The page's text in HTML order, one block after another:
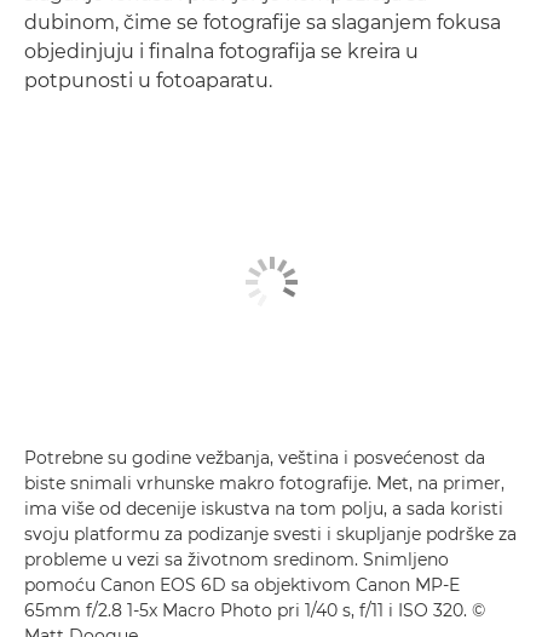
dubinom, čime se fotografije sa slaganjem fokusa
objedinjuju i finalna fotografija se kreira u
potpunosti u fotoaparatu.
Potrebne su godine vežbanja, veština i posvećenost da
biste snimali vrhunske makro fotografije. Met, na primer,
ima više od decenije iskustva na tom polju, a sada koristi
svoju platformu za podizanje svesti i skupljanje podrške za
probleme u vezi sa životnom sredinom. Snimljeno
pomoću Canon EOS 6D sa objektivom Canon MP-E
65mm f/2.8 1-5x Macro Photo pri 1/40 s, f/11 i ISO 320. ©